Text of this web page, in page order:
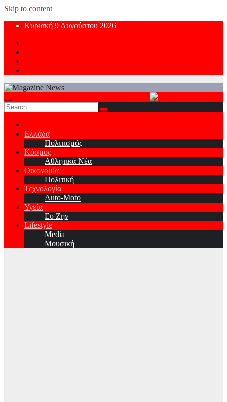
Skip to content
Κυριακή 9 Αυγούστου 2026
Ελλάδα
Πολιτισμός
Κόσμος
Αθλητικά Νέα
Οικονομία
Πολιτική
Τεχνολογία
Auto-Moto
Υγεία
Ευ Ζην
Lifestyle
Media
Μουσική